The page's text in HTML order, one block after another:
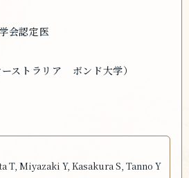
会認定医
ストラリア ボンド大学）
T, Miyazaki Y, Kasakura S, Tanno Y